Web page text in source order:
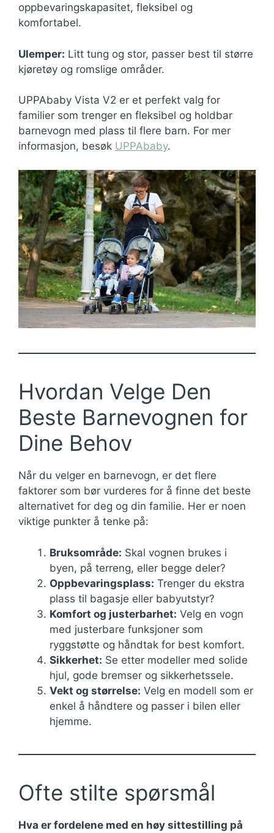
oppbevaringskapasitet, fleksibel og
komfortabel.
Ulemper: Litt tung og stor, passer best til større
kjøretøy og romslige områder.
UPPAbaby Vista V2 er et perfekt valg for
familier som trenger en fleksibel og holdbar
barnevogn med plass til flere barn. For mer
informasjon, besøk UPPAbaby.
Hvordan Velge Den
Beste Barnevognen for
Dine Behov
Når du velger en barnevogn, er det flere
faktorer som bør vurderes for å finne det beste
alternativet for deg og din familie. Her er noen
viktige punkter å tenke på:
Bruksområde: Skal vognen brukes i
byen, på terreng, eller begge deler?
Oppbevaringsplass: Trenger du ekstra
plass til bagasje eller babyutstyr?
Komfort og justerbarhet: Velg en vogn
med justerbare funksjoner som
ryggstøtte og håndtak for best komfort.
Sikkerhet: Se etter modeller med solide
hjul, gode bremser og sikkerhetssele.
Vekt og størrelse: Velg en modell som er
enkel å håndtere og passer i bilen eller
hjemme.
Ofte stilte spørsmål
Hva er fordelene med en høy sittestilling på